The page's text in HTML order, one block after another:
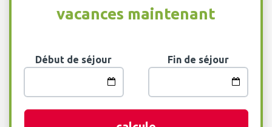
vacances maintenant
Début de séjour Fin de séjour